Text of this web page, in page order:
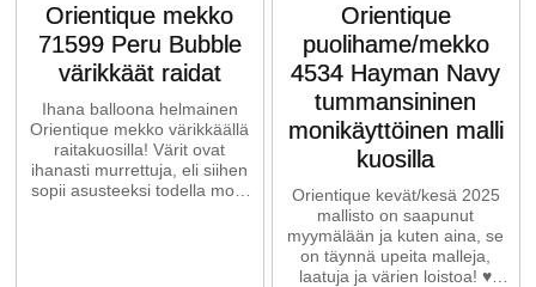
Orientique mekko
71599 Peru Bubble
värikkäät raidat
Ihana balloona helmainen
Orientique mekko värikkäällä
raitakuosilla! Värit ovat
ihanasti murrettuja, eli siihen
sopii asusteeksi todella moni
Orientique
puolihame/mekko
4534 Hayman Navy
tummansininen
monikäyttöinen malli
kuosilla
Orientique kevät/kesä 2025
mallisto on saapunut
myymälään ja kuten aina, se
on täynnä upeita malleja,
laatuja ja värien loistoa! ♥